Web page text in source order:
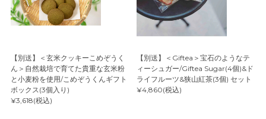
【別送】＜玄米クッキーこめぞうく
ん＞自然栽培で育てた貴重な玄米粉
と小麦粉を使用/こめぞうくんギフト
ボックス(3個入り)
¥3,618(税込)
【別送】＜Giftea＞宝石のようなテ
ィーシュガー/Giftea Sugar(4個)&ド
ライフルーツ&狭山紅茶(3個) セット
¥4,860(税込)